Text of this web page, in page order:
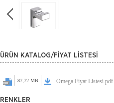
ÜRÜN KATALOG/FİYAT LİSTESİ
87,72 MB Omega Fiyat Listesi.pdf
RENKLER